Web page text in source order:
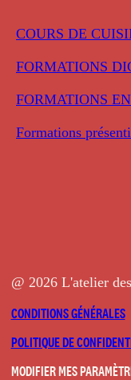
COURS DE
FORMATIONS
FORMATIONS
Formations
@ 2026 L'atelier
CONDITIONS GÉNÉRALES
POLITIQUE DE
MODIFIER MES